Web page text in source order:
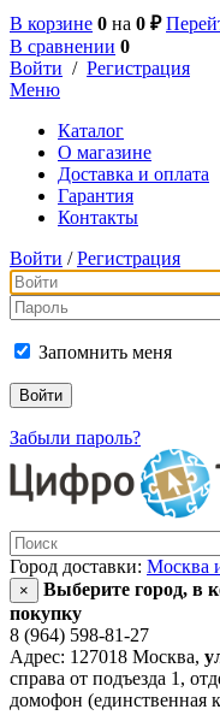
В корзине 0 на 0 ₽
В сравнении 0
Войти / Регистрация
Меню
Каталог
О магазине
Доставка и оплата
Гарантия
Контакты
Войти / Регистрация
Запомнить меня
Забыли пароль?
Город доставки: Москва
×
Выберите город, в
покупку
8 (964) 598-81-27
Адрес: 127018 Москва,
справа от подъезда 1,
домофон (единственная